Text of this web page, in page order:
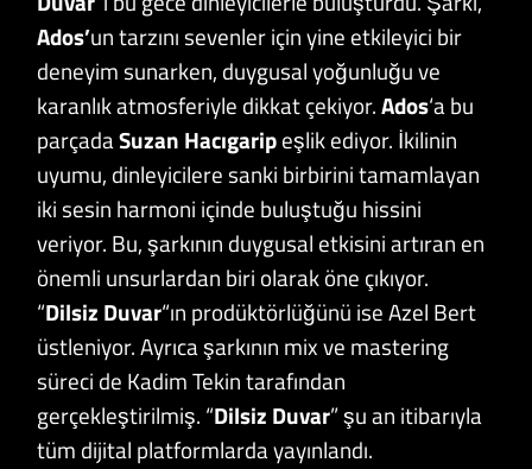
Ados’un tarzını sevenler için yine etkileyici bir
deneyim sunarken, duygusal yoğunluğu ve
karanlık atmosferiyle dikkat çekiyor.Ados‘a bu
parçadaSuzan Hacıgaripeşlik ediyor. İkilinin
uyumu, dinleyicilere sanki birbirini tamamlayan
iki sesin harmoni içinde buluştuğu hissini
veriyor. Bu, şarkının duygusal etkisini artıran en
önemli unsurlardan biri olarak öne çıkıyor.
“Dilsiz Duvar“ın prodüktörlüğünü ise Azel Bert
üstleniyor. Ayrıca şarkının mix ve mastering
süreci de Kadim Tekin tarafından
gerçekleştirilmiş. “Dilsiz Duvar” şu an itibarıyla
tüm dijital platformlarda yayınlandı.